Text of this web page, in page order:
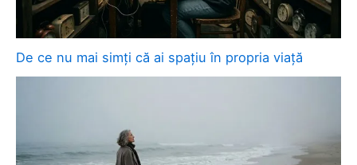
De ce nu mai simți că ai spațiu în propria viață